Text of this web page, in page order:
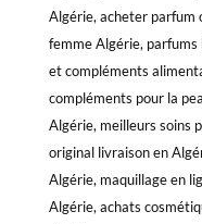
Algérie, acheter parfum
femme Algérie,
et compléments
compléments pour la
Algérie, meilleurs soins
original livraison en
Algérie, maquillage en
Algérie, achats